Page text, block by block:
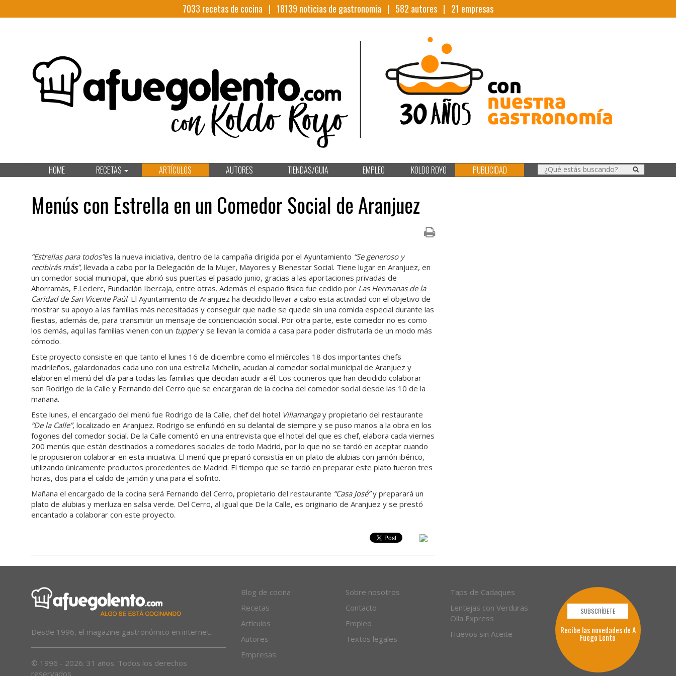
7033 recetas de cocina | 18139 noticias de gastronomia | 582 autores | 21 empresas
HOME RECETAS ARTÍCULOS AUTORES TIENDAS/GUIA EMPLEO KOLDO ROYO PUBLICIDAD
Menús con Estrella en un Comedor Social de Aranjuez
“Estrellas para todos”es la nueva iniciativa, dentro de la campaña dirigida por el Ayuntamiento “Se generoso y
recibirás más”, llevada a cabo por la Delegación de la Mujer, Mayores y Bienestar Social. Tiene lugar en Aranjuez, en
un comedor social municipal, que abrió sus puertas el pasado junio, gracias a las aportaciones privadas de
Ahorramás, E.Leclerc, Fundación Ibercaja, entre otras. Además el espacio físico fue cedido por Las Hermanas de la
Caridad de San Vicente Paúl. El Ayuntamiento de Aranjuez ha decidido llevar a cabo esta actividad con el objetivo de
mostrar su apoyo a las familias más necesitadas y conseguir que nadie se quede sin una comida especial durante las
fiestas, además de, para transmitir un mensaje de concienciación social. Por otra parte, este comedor no es como
los demás, aquí las familias vienen con un tuppery se llevan la comida a casa para poder disfrutarla de un modo más
cómodo.
Este proyecto consiste en que tanto el lunes 16 de diciembre como el miércoles 18 dos importantes chefs
madrileños, galardonados cada uno con una estrella Michelín, acudan al comedor social municipal de Aranjuez y
elaboren el menú del día para todas las familias que decidan acudir a él. Los cocineros que han decidido colaborar
son Rodrigo de la Calle y Fernando del Cerro que se encargaran de la cocina del comedor social desde las 10 de la
mañana.
Este lunes, el encargado del menú fue Rodrigo de la Calle, chef del hotel Villamangay propietario del restaurante
“De la Calle”, localizado en Aranjuez. Rodrigo se enfundó en su delantal de siempre y se puso manos a la obra en los
fogones del comedor social. De la Calle comentó en una entrevista que el hotel del que es chef, elabora cada viernes
200 menús que están destinados a comedores sociales de todo Madrid, por lo que no se tardó en aceptar cuando
le propusieron colaborar en esta iniciativa. El menú que preparó consistía en un plato de alubias con jamón ibérico,
utilizando únicamente productos procedentes de Madrid. El tiempo que se tardó en preparar este plato fueron tres
horas, dos para el caldo de jamón y una para el sofrito.
Mañana el encargado de la cocina será Fernando del Cerro, propietario del restaurante “Casa José”y preparará un
plato de alubias y merluza en salsa verde. Del Cerro, al igual que De la Calle, es originario de Aranjuez y se prestó
encantado a colaborar con este proyecto.
Desde 1996, el magazine gastronómico en internet.
© 1996 - 2026. 31 años. Todos los derechos
reservados.
Blog de cocina
Recetas
Artículos
Autores
Empresas
Sobre nosotros
Contacto
Empleo
Textos legales
Taps de Cadaques
Lentejas con Verduras
Olla Express
Huevos sin Aceite
SUBSCRÍBETE
Recibe las novedades de A
Fuego Lento